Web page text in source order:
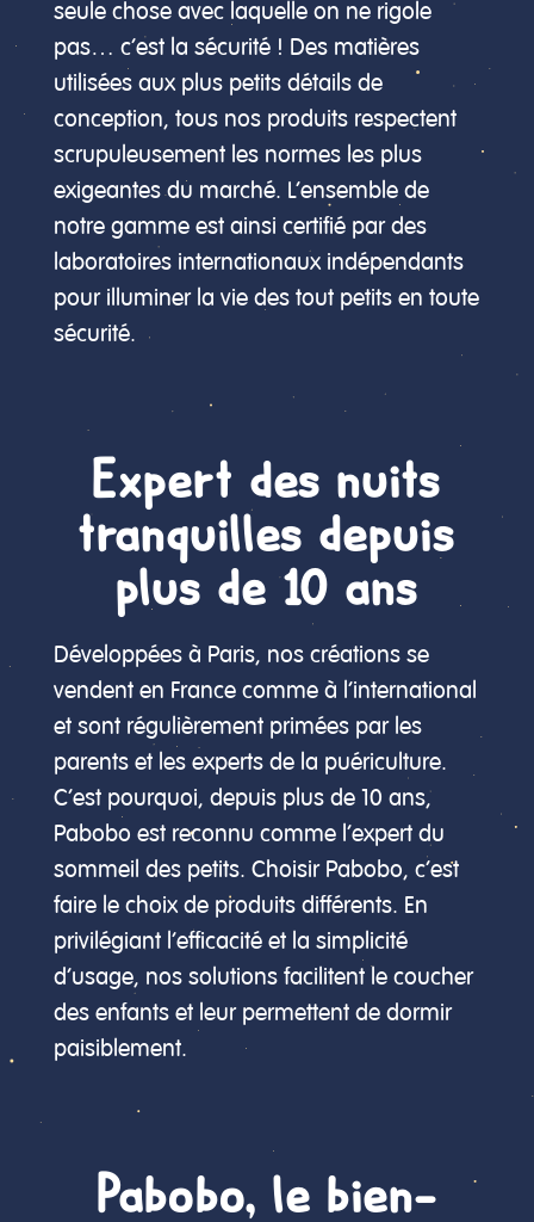
seule chose avec laquelle on ne rigole
pas… c’est la sécurité ! Des matières
utilisées aux plus petits détails de
conception, tous nos produits respectent
scrupuleusement les normes les plus
exigeantes du marché. L’ensemble de
notre gamme est ainsi certifié par des
laboratoires internationaux indépendants
pour illuminer la vie des tout petits en toute
sécurité.
Expert des nuits
tranquilles depuis
plus de 10 ans
Développées à Paris, nos créations se
vendent en France comme à l’international
et sont régulièrement primées par les
parents et les experts de la puériculture.
C’est pourquoi, depuis plus de 10 ans,
Pabobo est reconnu comme l’expert du
sommeil des petits. Choisir Pabobo, c’est
faire le choix de produits différents. En
privilégiant l’efficacité et la simplicité
d’usage, nos solutions facilitent le coucher
des enfants et leur permettent de dormir
paisiblement.
Pabobo, le bien-